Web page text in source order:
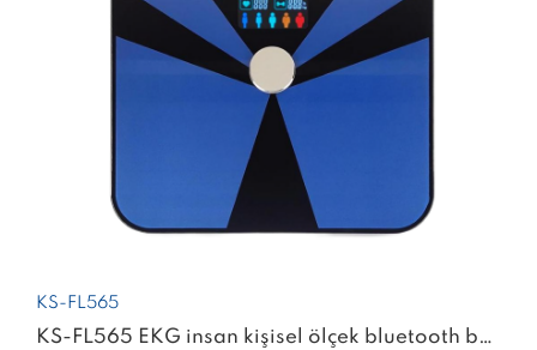
KS-FL565
KS-FL565 EKG insan kişisel ölçek bluetooth banyo vücut yağ ölçekleri vücut ağırlığı için rakam akıllı ölçek